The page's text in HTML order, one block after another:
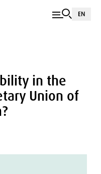
EN
in the
Union of